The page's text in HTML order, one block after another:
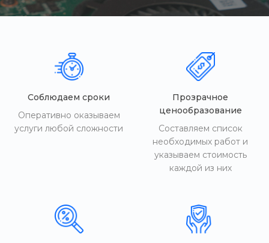
Соблюдаем сроки
Оперативно оказываем
услуги любой сложности
Прозрачное
ценообразование
Составляем список
необходимых работ и
указываем стоимость
каждой из них